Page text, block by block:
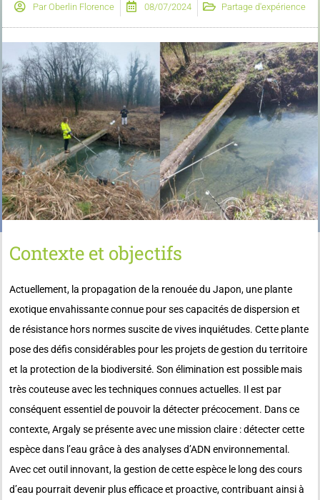
ParOberlin Florence 08/07/2024 Partage d'expérience
Contexte et objectifs
Actuellement, la propagation de la renouée du Japon, une plante
exotique envahissante connue pour ses capacités de dispersion et
de résistance hors normes suscite de vives inquiétudes. Cette plante
pose des défis considérables pour les projets de gestion du territoire
et la protection de la biodiversité. Son élimination est possible mais
très couteuse avec les techniques connues actuelles. Il est par
conséquent essentiel de pouvoir la détecter précocement. Dans ce
contexte, Argaly se présente avec une mission claire : détecter cette
espèce dans l’eau grâce à des analyses d’ADN environnemental.
Avec cet outil innovant, la gestion de cette espèce le long des cours
d’eau pourrait devenir plus efficace et proactive, contribuant ainsi à